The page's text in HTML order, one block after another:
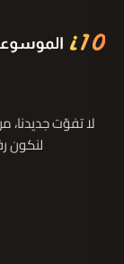
لا تفوّت
لنكون